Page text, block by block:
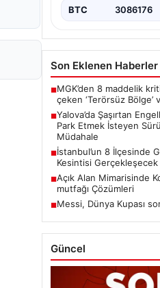
BTC 3086176
Son Eklenen Haberler
■MGK’den 8 maddelik
çeken ‘Terörsüz Bölge’
■Yalova’da Şaşırtan
Park Etmek İsteyen
Müdahale
■İstanbul’un 8 İlçesinde
Kesintisi Gerçekleşecek
■Açık Alan Mimarisinde
mutfağı Çözümleri
■Messi, Dünya Kupası
Güncel